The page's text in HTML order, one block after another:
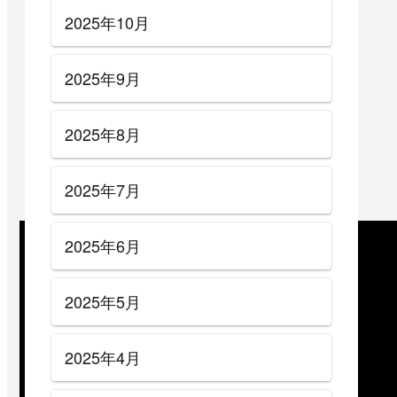
2025年10月
2025年9月
2025年8月
2025年7月
2025年6月
2025年5月
2025年4月